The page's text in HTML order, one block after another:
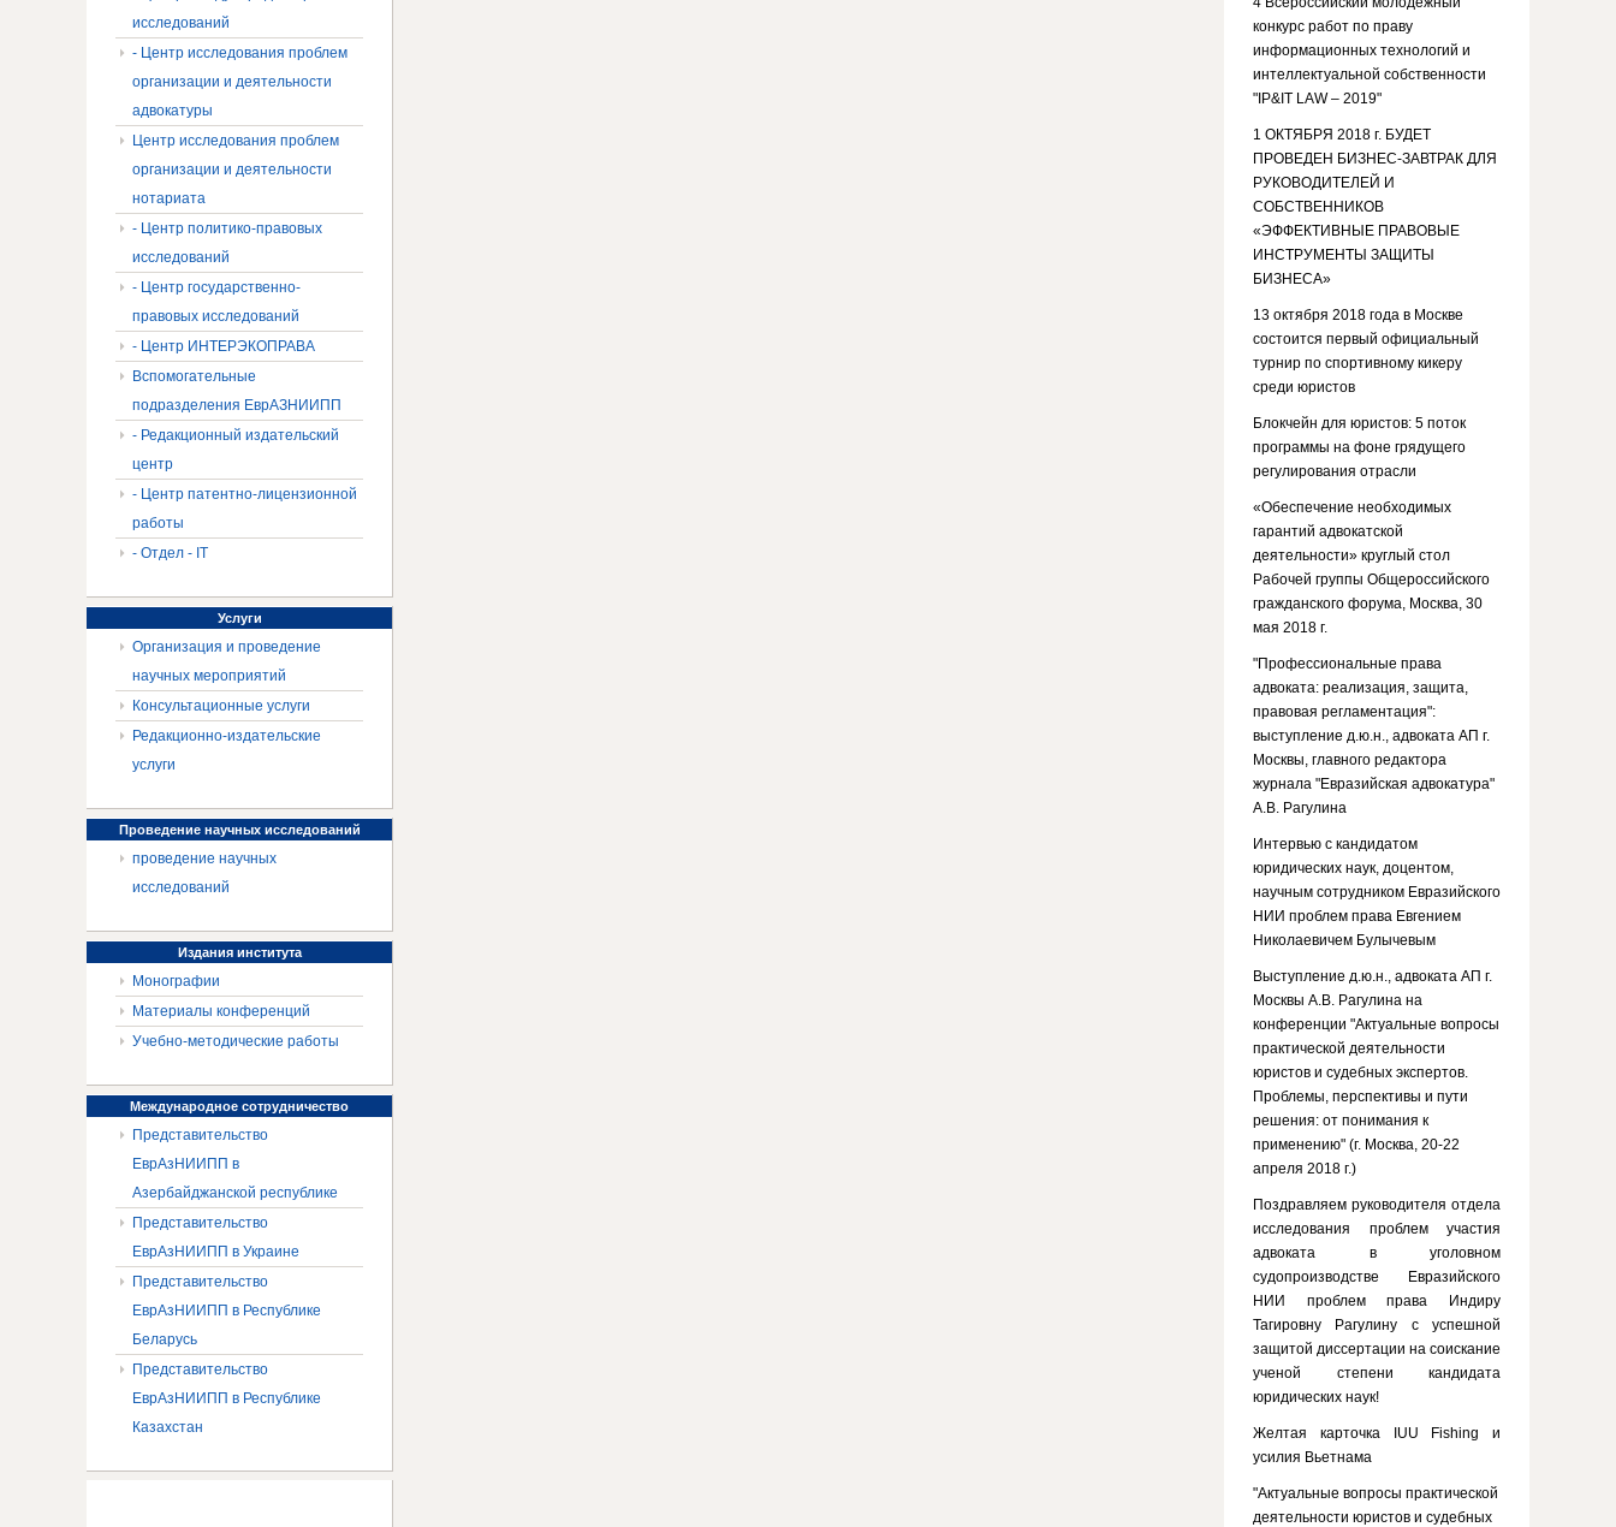
исследований
- Центр исследования проблем
организации и деятельности
адвокатуры
Центр исследования проблем
организации и деятельности
нотариата
- Центр политико-правовых
исследований
- Центр государственно-
правовых исследований
- Центр ИНТЕРЭКОПРАВА
Вспомогательные
подразделения ЕврАЗНИИПП
- Редакционный издательский
центр
- Центр патентно-лицензионной
работы
- Отдел - IT
Услуги
Организация и проведение
научных мероприятий
Консультационные услуги
Редакционно-издательские
услуги
Проведениенаучных исследований
проведение научных
исследований
Изданияинститута
Монографии
Материалы конференций
Учебно-методические работы
Международное сотрудничество
Представительство
ЕврАзНИИПП в
Азербайджанской республике
Представительство
ЕврАзНИИПП в Украине
Представительство
ЕврАзНИИПП в Республике
Беларусь
Представительство
ЕврАзНИИПП в Республике
Казахстан
конкурс работ по праву
информационных технологий и
интеллектуальной собственности
"IP&IT LAW – 2019"
1 ОКТЯБРЯ 2018 г. БУДЕТ
ПРОВЕДЕН БИЗНЕС-ЗАВТРАК ДЛЯ
РУКОВОДИТЕЛЕЙ И
СОБСТВЕННИКОВ
«ЭФФЕКТИВНЫЕ ПРАВОВЫЕ
ИНСТРУМЕНТЫ ЗАЩИТЫ
БИЗНЕСА»
13 октября 2018 года в Москве
состоится первый официальный
турнир по спортивному кикеру
среди юристов
Блокчейн для юристов: 5 поток
программы на фоне грядущего
регулирования отрасли
«Обеспечение необходимых
гарантий адвокатской
деятельности» круглый стол
Рабочей группы Общероссийского
гражданского форума, Москва, 30
мая 2018 г.
"Профессиональные права
адвоката: реализация, защита,
правовая регламентация":
выступление д.ю.н., адвоката АП г.
Москвы, главного редактора
журнала "Евразийская адвокатура"
А.В. Рагулина
Интервью с кандидатом
юридических наук, доцентом,
научным сотрудником Евразийского
НИИ проблем права Евгением
Николаевичем Булычевым
Выступление д.ю.н., адвоката АП г.
Москвы А.В. Рагулина на
конференции "Актуальные вопросы
практической деятельности
юристов и судебных экспертов.
Проблемы, перспективы и пути
решения: от понимания к
применению" (г. Москва, 20-22
апреля 2018 г.)
Поздравляем руководителя отдела
исследования проблем участия
адвоката в уголовном
судопроизводстве Евразийского
НИИ проблем права Индиру
Тагировну Рагулину с успешной
защитой диссертации на соискание
ученой степени кандидата
юридических наук!
Желтая карточка IUU Fishing и
усилия Вьетнама
"Актуальные вопросы практической
деятельности юристов и судебных